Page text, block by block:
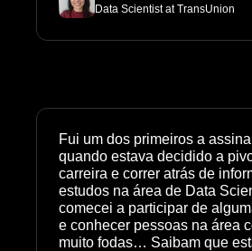
Data Scientist at TransUnion
Fui um dos primeiros a
quando estava decidido a
carreira e correr atrás de
estudos na área de Data
comecei a participar de
e conhecer pessoas na área
muito fodas… Saibam que